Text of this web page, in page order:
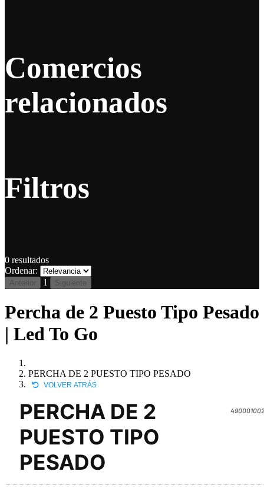
Comercios
relacionados
Filtros
0 resultados
Ordenar:
Anterior 1 Siguiente
Percha de 2 Puesto Tipo Pesado
| Led To Go
PERCHA DE 2 PUESTO TIPO PESADO
VOLVER ATRÁS
PERCHA DE 2
PUESTO TIPO
PESADO